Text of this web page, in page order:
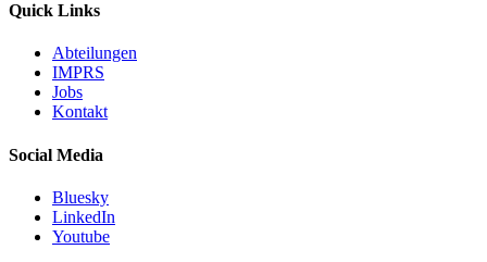
Quick Links
Abteilungen
IMPRS
Jobs
Kontakt
Social Media
Bluesky
LinkedIn
Youtube